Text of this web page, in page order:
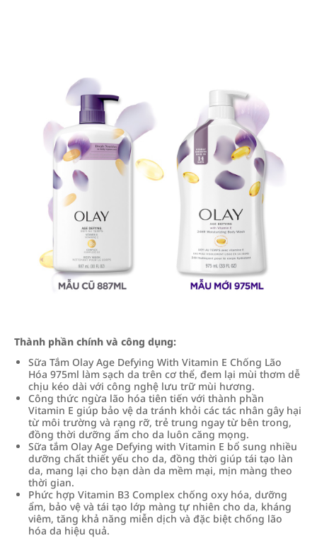
Thành phần chính và công dụng:
Sữa Tắm Olay Age Defying With Vitamin E Chống Lão
Hóa 975ml làm sạch da trên cơ thể, đem lại mùi thơm dễ
chịu kéo dài với công nghệ lưu trữ mùi hương.
Công thức ngừa lão hóa tiên tiến với thành phần
Vitamin E giúp bảo vệ da tránh khỏi các tác nhân gây hại
từ môi trường và rạng rỡ, trẻ trung ngay từ bên trong,
đồng thời dưỡng ẩm cho da luôn căng mọng.
Sữa tắm Olay Age Defying with Vitamin E bổ sung nhiều
dưỡng chất thiết yếu cho da, đồng thời giúp tái tạo làn
da, mang lại cho bạn dàn da mềm mại, mịn màng theo
thời gian.
Phức hợp Vitamin B3 Complex chống oxy hóa, dưỡng
ẩm, bảo vệ và tái tạo lớp màng tự nhiên cho da, kháng
viêm, tăng khả năng miễn dịch và đặc biệt chống lão
hóa da hiệu quả.